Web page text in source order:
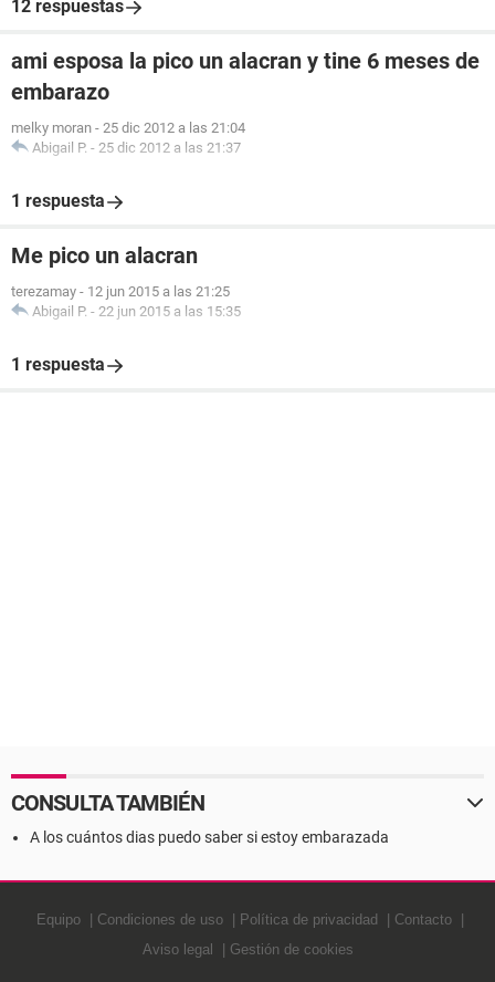
12 respuestas
ami esposa la pico un alacran y tine 6 meses de
embarazo
melky moran - 25 dic 2012 a las 21:04
Abigail P. - 25 dic 2012 a las 21:37
1 respuesta
Me pico un alacran
terezamay - 12 jun 2015 a las 21:25
Abigail P. - 22 jun 2015 a las 15:35
1 respuesta
CONSULTA TAMBIÉN
A los cuántos dias puedo saber si estoy embarazada
Equipo Condiciones de uso Política de privacidad
Contacto
Aviso legal
Gestión de cookies